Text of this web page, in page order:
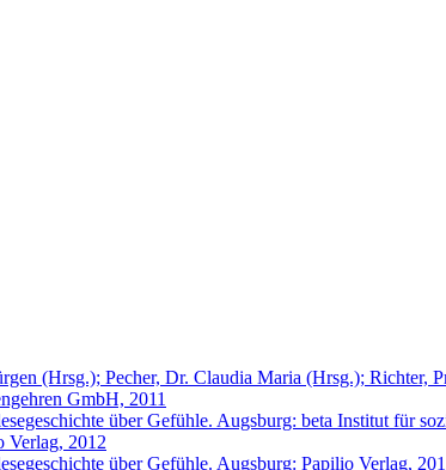
(Hrsg.); Pecher, Dr. Claudia Maria (Hrsg.); Richter,
GmbH, 2011
über Gefühle. Augsburg: beta Institut für
Verlag, 2012
über Gefühle. Augsburg: Papilio Verlag,